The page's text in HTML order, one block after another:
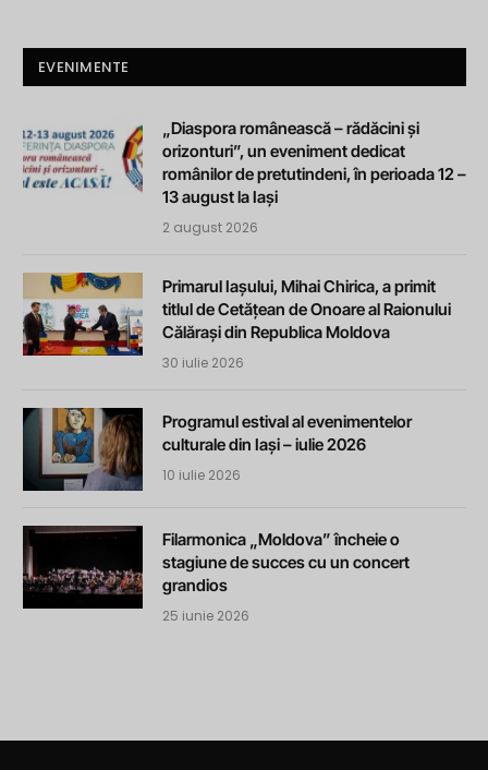
EVENIMENTE
„Diaspora românească – rădăcini și
orizonturi”, un eveniment dedicat
românilor de pretutindeni, în perioada 12 –
13 august la Iași
2 august 2026
Primarul Iașului, Mihai Chirica, a primit
titlul de Cetățean de Onoare al Raionului
Călărași din Republica Moldova
30 iulie 2026
Programul estival al evenimentelor
culturale din Iași – iulie 2026
10 iulie 2026
Filarmonica „Moldova” încheie o
stagiune de succes cu un concert
grandios
25 iunie 2026